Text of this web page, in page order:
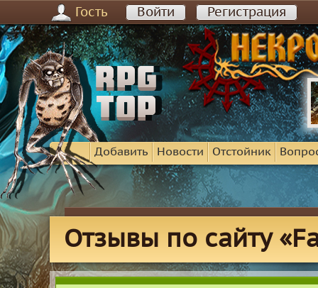
Гость Войти Регистрация
Добавить Новости Отстойник
Отзывы по сайту